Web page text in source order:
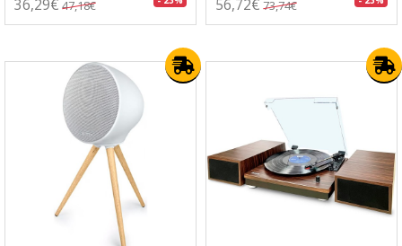
36,29€ 47,18€ 56,72€ 73,74€